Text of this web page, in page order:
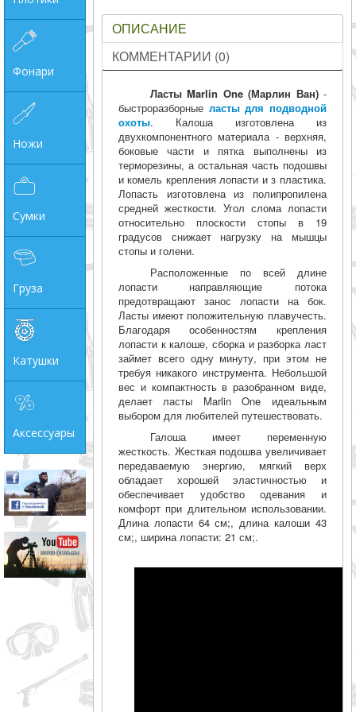
Фонари
Ножи
Сумки
Груза
Катушки
Аксессуары
ОПИСАНИЕ
КОММЕНТАРИИ (0)
Ласты Marlin One (Марлин Ван)-
быстроразборные ласты для подводной
охоты. Калоша изготовлена из
двухкомпонентного материала - верхняя,
боковые части и пятка выполнены из
терморезины, а остальная часть подошвы
и комель крепления лопасти и з пластика.
Лопасть изготовлена из полипропилена
средней жесткости. Угол слома лопасти
относительно плоскости стопы в 19
градусов снижает нагрузку на мышцы
стопы и голени.
Расположенные по всей длине
лопасти направляющие потока
предотвращают занос лопасти на бок.
Ласты имеют положительную плавучесть.
Благодаря особенностям крепления
лопасти к калоше, сборка и разборка ласт
займет всего одну минуту, при этом не
требуя никакого инструмента. Небольшой
вес и компактность в разобранном виде,
делает ласты Marlin One идеальным
выбором для любителей путешествовать.
Галоша имеет переменную
жесткость. Жесткая подошва увеличивает
передаваемую энергию, мягкий верх
обладает хорошей эластичностью и
обеспечивает удобство одевания и
комфорт при длительном использовании.
Длина лопасти 64 см;, длина калоши 43
см;, ширина лопасти: 21 см;.